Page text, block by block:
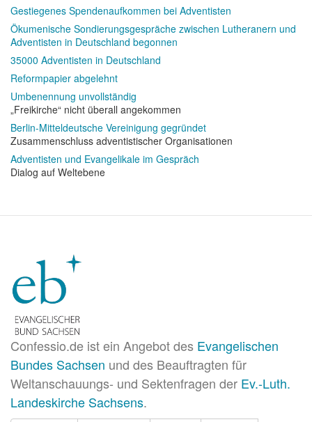
Gestiegenes Spendenaufkommen bei Adventisten
Ökumenische Sondierungsgespräche zwischen Lutheranern und
Adventisten in Deutschland begonnen
35000 Adventisten in Deutschland
Reformpapier abgelehnt
Umbenennung unvollständig
„Freikirche“ nicht überall angekommen
Berlin-Mitteldeutsche Vereinigung gegründet
Zusammenschluss adventistischer Organisationen
Adventisten und Evangelikale im Gespräch
Dialog auf Weltebene
Confessio.de ist ein Angebot des Evangelischen
Bundes Sachsen und des Beauftragten für
Weltanschauungs- und Sektenfragen der Ev.-Luth.
Landeskirche Sachsens.